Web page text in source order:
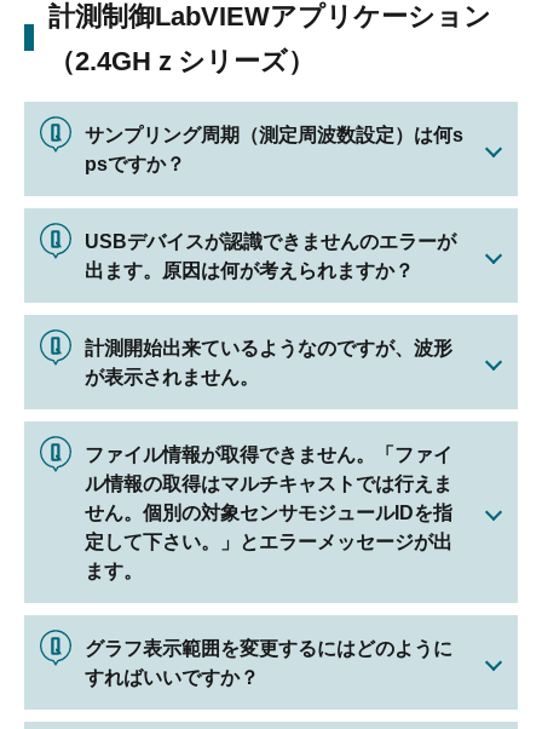
計測制御LabVIEWアプリケーション
（2.4GHｚシリーズ）
サンプリング周期（測定周波数設定）は何s
psですか？
USBデバイスが認識できませんのエラーが
出ます。原因は何が考えられますか？
計測開始出来ているようなのですが、波形
が表示されません。
ファイル情報が取得できません。「ファイ
ル情報の取得はマルチキャストでは行えま
せん。個別の対象センサモジュールIDを指
定して下さい。」とエラーメッセージが出
ます。
グラフ表示範囲を変更するにはどのように
すればいいですか？